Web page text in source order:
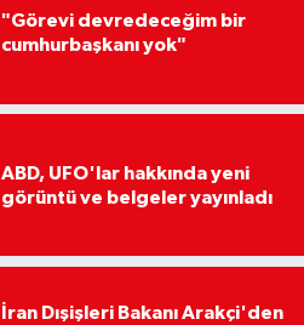
"Görevi devredeceğim bir
cumhurbaşkanı yok"
ABD, UFO'lar hakkında yeni
görüntü ve belgeler yayınladı
İran Dışişleri Bakanı Arakçi'den